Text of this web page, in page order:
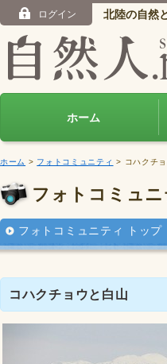
ログイン 北陸の自然
ホーム
ホーム > フォトコミュニティ > コハクチ
フォトコミュニ
フォトコミュニティ トップ
コハクチョウと白山